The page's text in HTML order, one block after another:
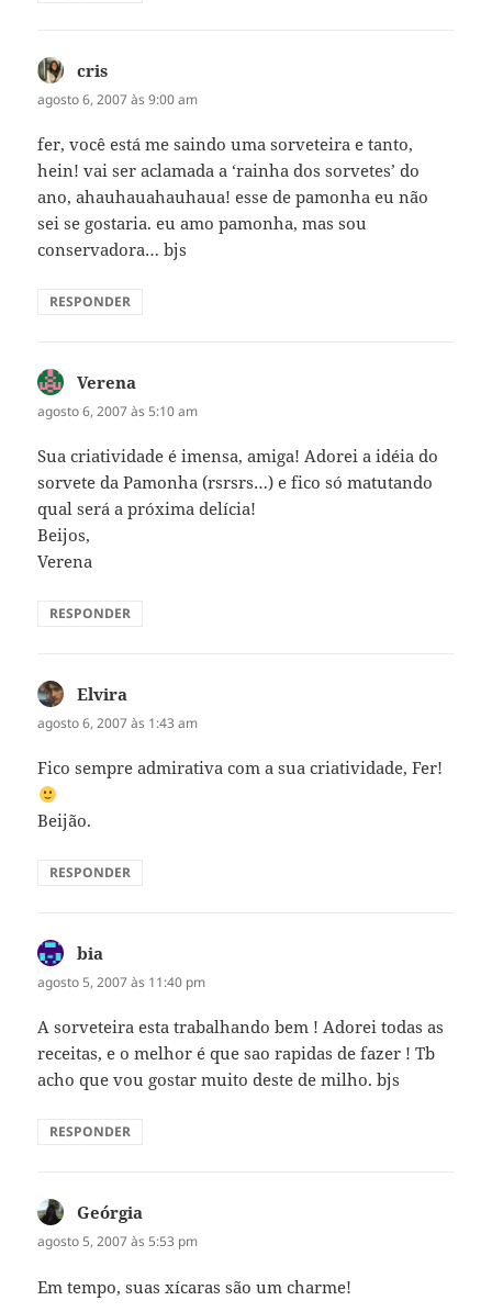
cris
agosto 6, 2007 às 9:00 am
fer, você está me saindo uma sorveteira e tanto,
hein! vai ser aclamada a ‘rainha dos sorvetes’ do
ano, ahauhauahauhaua! esse de pamonha eu não
sei se gostaria. eu amo pamonha, mas sou
conservadora… bjs
RESPONDER
Verena
agosto 6, 2007 às 5:10 am
Sua criatividade é imensa, amiga! Adorei a idéia do
sorvete da Pamonha (rsrsrs…) e fico só matutando
qual será a próxima delícia!
Beijos,
Verena
RESPONDER
Elvira
agosto 6, 2007 às 1:43 am
Fico sempre admirativa com a sua criatividade, Fer!
Beijão.
RESPONDER
bia
agosto 5, 2007 às 11:40 pm
A sorveteira esta trabalhando bem ! Adorei todas as
receitas, e o melhor é que sao rapidas de fazer ! Tb
acho que vou gostar muito deste de milho. bjs
RESPONDER
Geórgia
agosto 5, 2007 às 5:53 pm
Em tempo, suas xícaras são um charme!